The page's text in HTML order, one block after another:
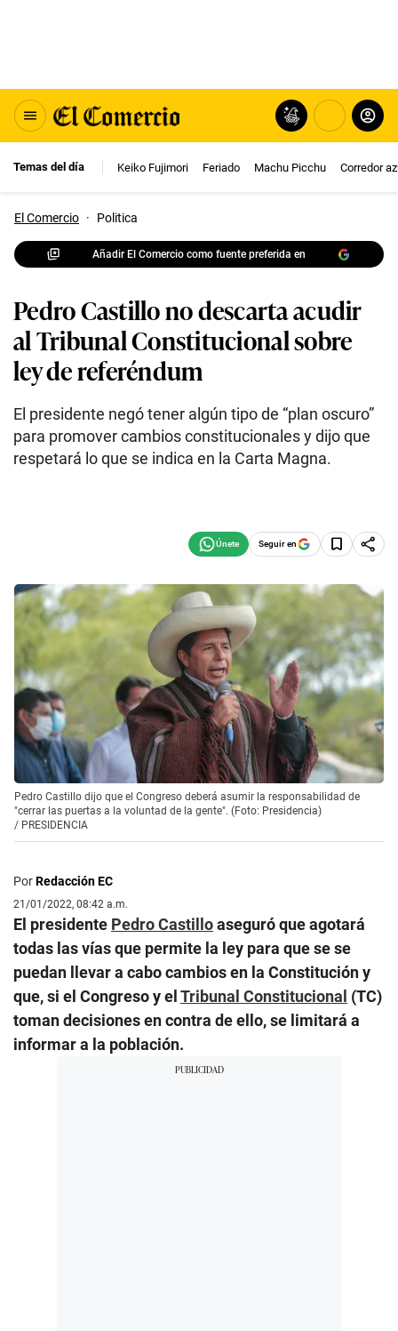
Temas del día Keiko Fujimori Feriado Machu Picchu Corredor
El Comercio · Politica
Añadir El Comercio como fuente preferida en
Pedro Castillo no descarta acudir
al Tribunal Constitucional sobre
ley de referéndum
El presidente negó tener algún tipo de “plan oscuro”
para promover cambios constitucionales y dijo que
respetará lo que se indica en la Carta Magna.
Seguir en
Pedro Castillo dijo que el Congreso deberá asumir la responsabilidad de
"cerrar las puertas a la voluntad de la gente". (Foto: Presidencia)
/ PRESIDENCIA
PorRedacción EC
21/01/2022, 08:42 a.m.
El presidente Pedro Castilloaseguró que agotará
todas las vías que permite la ley para que se se
puedan llevar a cabo cambios en la Constitución y
que, si el Congreso y el Tribunal Constitucional (TC)
toman decisiones en contra de ello, se limitará a
informar a la población.